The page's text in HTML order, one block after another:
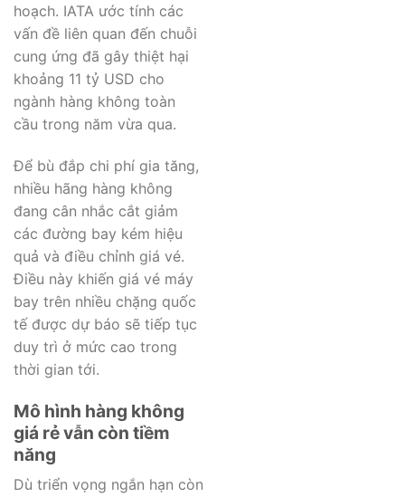
hoạch. IATA ước tính các
vấn đề liên quan đến chuỗi
cung ứng đã gây thiệt hại
khoảng 11 tỷ USD cho
ngành hàng không toàn
cầu trong năm vừa qua.
Để bù đắp chi phí gia tăng,
nhiều hãng hàng không
đang cân nhắc cắt giảm
các đường bay kém hiệu
quả và điều chỉnh giá vé.
Điều này khiến giá vé máy
bay trên nhiều chặng quốc
tế được dự báo sẽ tiếp tục
duy trì ở mức cao trong
thời gian tới.
Mô hình hàng không
giá rẻ vẫn còn tiềm
năng
Dù triển vọng ngắn hạn còn